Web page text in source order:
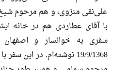
علی‌نقی منزوی، و هم مرحوم
با آقای عطاردی هم در خانه
سفری به خوانسار و اصفهان
19/9/1368 نوشته‌ام. در